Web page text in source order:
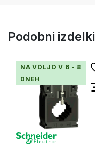
Podobni izdelki
NA VOLJO V 6 - 8
DNEH